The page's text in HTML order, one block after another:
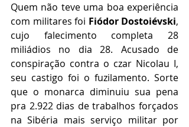
Quem não teve uma boa experiência
com militares foi Fiódor Dostoiévski,
cujo falecimento completa 28
miliádios no dia 28. Acusado de
conspiração contra o czar Nicolau I,
seu castigo foi o fuzilamento. Sorte
que o monarca diminuiu sua pena
pra 2.922 dias de trabalhos forçados
na Sibéria mais serviço militar por